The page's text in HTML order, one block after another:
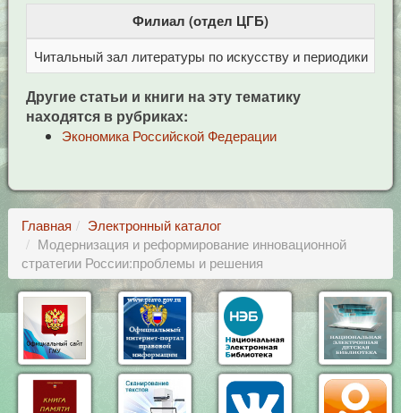
Филиал (отдел ЦГБ)
Читальный зал литературы по искусству и периодики
Другие статьи и книги на эту тематику
находятся в рубриках:
Экономика Российской Федерации
Главная
Электронный каталог
Модернизация и реформирование инновационной
стратегии России:проблемы и решения